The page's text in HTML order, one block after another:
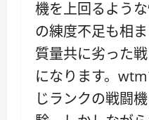
機を上回るよう
の練度不足も相
質量共に劣った
になります。
じランクの戦闘